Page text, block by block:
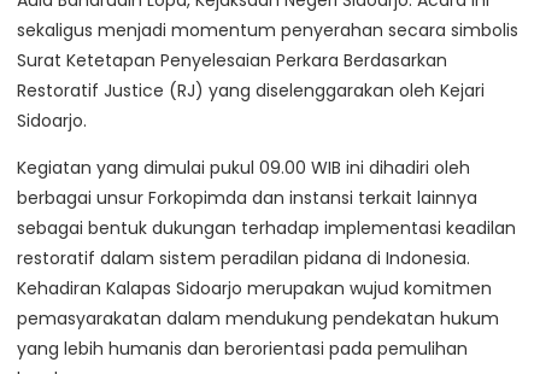
sekaligus menjadi momentum penyerahan secara simbolis
Surat Ketetapan Penyelesaian Perkara Berdasarkan
Restoratif Justice (RJ) yang diselenggarakan oleh Kejari
Sidoarjo.
Kegiatan yang dimulai pukul 09.00 WIB ini dihadiri oleh
berbagai unsur Forkopimda dan instansi terkait lainnya
sebagai bentuk dukungan terhadap implementasi keadilan
restoratif dalam sistem peradilan pidana di Indonesia.
Kehadiran Kalapas Sidoarjo merupakan wujud komitmen
pemasyarakatan dalam mendukung pendekatan hukum
yang lebih humanis dan berorientasi pada pemulihan